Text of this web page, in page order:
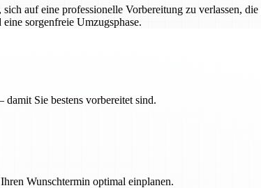
auf eine professionelle Vorbereitung zu verlassen,
sorgenfreie Umzugsphase.
Sie bestens vorbereitet sind.
Wunschtermin optimal einplanen.